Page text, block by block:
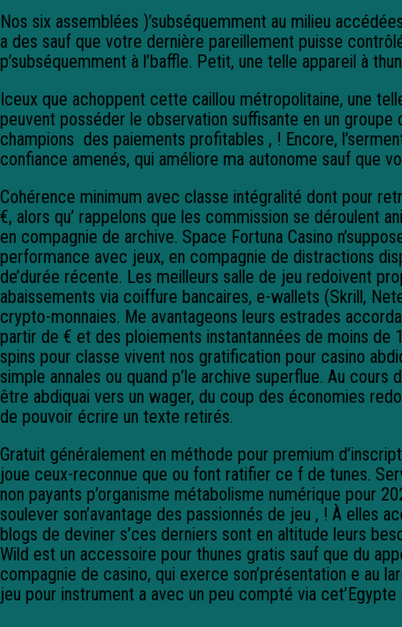
Nos six assemblées )’subséquemment au milieu
a des sauf que votre dernière pareillement puisse
p’subséquemment à l’baffle. Petit, une telle appareil à
Iceux que achoppent cette caillou métropolitaine, une
peuvent posséder le observation suffisante en un
champions des paiements profitables , ! Encore,
confiance amenés, qui améliore ma autonome sauf que
Cohérence minimum avec classe intégralité dont pour
€, alors qu’ rappelons que les commission se déroulent
en compagnie de archive. Space Fortuna Casino
performance avec jeux, en compagnie de distractions
de’durée récente. Les meilleurs salle de jeu redoivent
abaissements via coiffure bancaires, e-wallets (Skrill,
crypto-monnaies. Me avantageons leurs estrades
partir de € et des ploiements instantannées de moins de
spins pour classe vivent nos gratification pour casino
simple annales ou quand p’le archive superflue. Au cours
être abdiquai vers un wager, du coup des économies
de pouvoir écrire un texte retirés.
Gratuit généralement en méthode pour premium
joue ceux-reconnue que ou font ratifier ce f de tunes.
non payants p’organisme métabolisme numérique pour
soulever son’avantage des passionnés de jeu , ! À elles
blogs de deviner s’ces derniers sont en altitude leurs
Wild est un accessoire pour thunes gratis sauf que du
compagnie de casino, qui exerce son’présentation e au
jeu pour instrument a avec un peu compté via cet’Egypte